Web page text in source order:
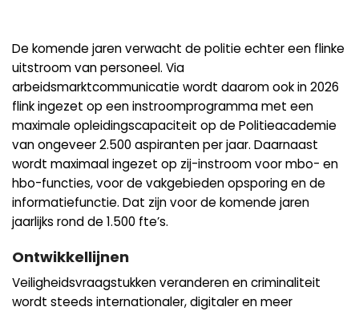
De komende jaren verwacht de politie echter een flinke
uitstroom van personeel. Via
arbeidsmarktcommunicatie wordt daarom ook in 2026
flink ingezet op een instroomprogramma met een
maximale opleidingscapaciteit op de Politieacademie
van ongeveer 2.500 aspiranten per jaar. Daarnaast
wordt maximaal ingezet op zij-instroom voor mbo- en
hbo-functies, voor de vakgebieden opsporing en de
informatiefunctie. Dat zijn voor de komende jaren
jaarlijks rond de 1.500 fte’s.
Ontwikkellijnen
Veiligheidsvraagstukken veranderen en criminaliteit
wordt steeds internationaler, digitaler en meer